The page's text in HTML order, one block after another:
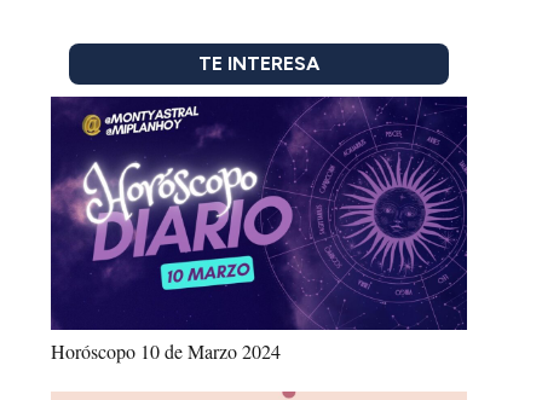
TE INTERESA
Horóscopo 10 de Marzo 2024